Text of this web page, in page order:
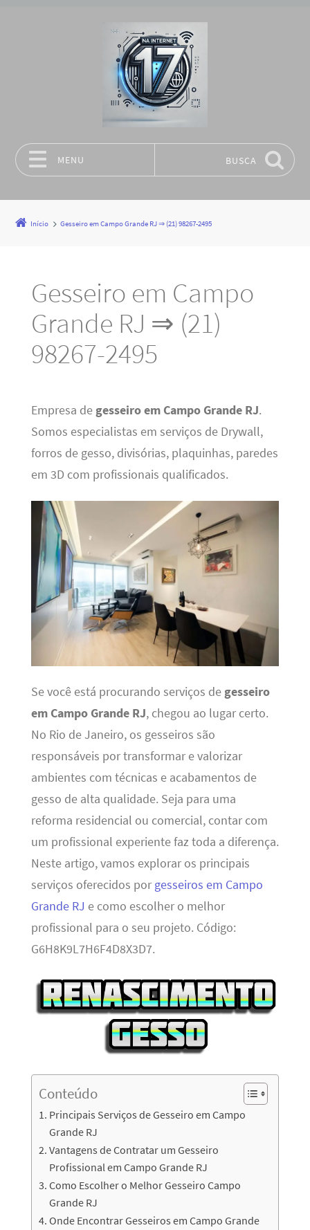
MENU BUSCA
Início Gesseiro em Campo Grande RJ ⇒ (21) 98267-2495
Gesseiro em Campo
Grande RJ ⇒ (21)
98267-2495
Empresa de gesseiro em Campo Grande RJ.
Somos especialistas em serviços de Drywall,
forros de gesso, divisórias, plaquinhas, paredes
em 3D com profissionais qualificados.
Se você está procurando serviços de gesseiro
em Campo Grande RJ, chegou ao lugar certo.
No Rio de Janeiro, os gesseiros são
responsáveis por transformar e valorizar
ambientes com técnicas e acabamentos de
gesso de alta qualidade. Seja para uma
reforma residencial ou comercial, contar com
um profissional experiente faz toda a diferença.
Neste artigo, vamos explorar os principais
serviços oferecidos por gesseiros em Campo
Grande RJ e como escolher o melhor
profissional para o seu projeto. Código:
G6H8K9L7H6F4D8X3D7.
Conteúdo
Principais Serviços de Gesseiro em Campo
Grande RJ
Vantagens de Contratar um Gesseiro
Profissional em Campo Grande RJ
Como Escolher o Melhor Gesseiro Campo
Grande RJ
Onde Encontrar Gesseiros em Campo Grande